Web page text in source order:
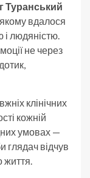
Туранський
вдалося
людяністю.
не через
клінічних
кожній
умовах —
глядач відчув
життя.